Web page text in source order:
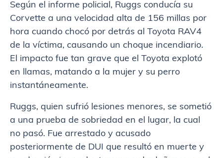
Según el informe policial, Ruggs conducía su
Corvette a una velocidad alta de 156 millas por
hora cuando chocó por detrás al Toyota RAV4
de la víctima, causando un choque incendiario.
El impacto fue tan grave que el Toyota explotó
en llamas, matando a la mujer y su perro
instantáneamente.
Ruggs, quien sufrió lesiones menores, se sometió
a una prueba de sobriedad en el lugar, la cual
no pasó. Fue arrestado y acusado
posteriormente de DUI que resultó en muerte y